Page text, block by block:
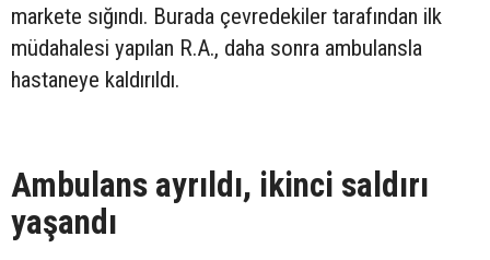
markete sığındı. Burada çevredekiler tarafından ilk
müdahalesi yapılan R.A., daha sonra ambulansla
hastaneye kaldırıldı.
Ambulans ayrıldı, ikinci saldırı
yaşandı